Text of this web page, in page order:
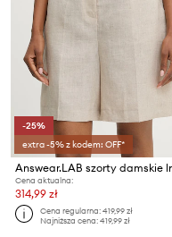
-25%
extra -5% z kodem: OFF*
Cena aktualna:
314,99 zł
Cena regularna:419,99 zł
Najniższa cena:419,99 zł